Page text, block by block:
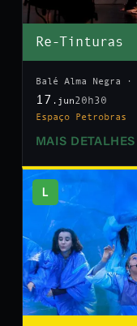
Re-Tinturas
Balé Alma Negra ·
17 .jun20h30
Espaço Petrobras
MAIS DETALHES
L